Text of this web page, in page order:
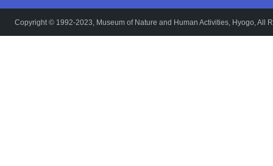
Copyright © 1992-2023, Museum of Nature and Human Activities, Hyogo, All